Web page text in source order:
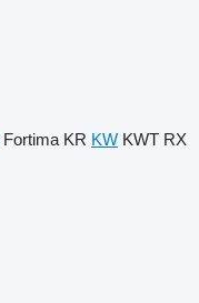
Fortima KR KW KWT RX